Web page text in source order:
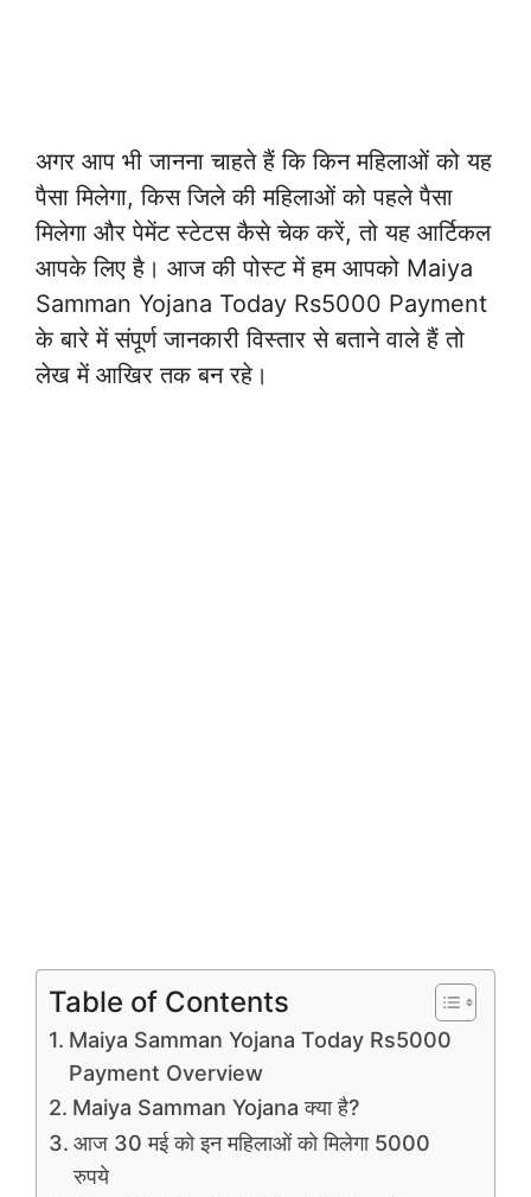
अगर आप भी जानना चाहते हैं कि किन महिलाओं को यह
पैसा मिलेगा, किस जिले की महिलाओं को पहले पैसा
मिलेगा और पेमेंट स्टेटस कैसे चेक करें, तो यह आर्टिकल
आपके लिए है। आज की पोस्ट में हम आपको Maiya
Samman Yojana Today Rs5000 Payment
के बारे में संपूर्ण जानकारी विस्तार से बताने वाले हैं तो
लेख में आखिर तक बन रहे।
Table of Contents
Maiya Samman Yojana Today Rs5000
Payment Overview
Maiya Samman Yojana क्या है?
आज 30 मई को इन महिलाओं को मिलेगा 5000
रुपये